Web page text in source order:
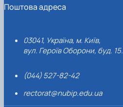
Поштова адреса
03041, Україна, м. Київ,
вул. Героїв Оборони, буд. 15.
(044) 527-82-42
rectorat@nubip.edu.ua